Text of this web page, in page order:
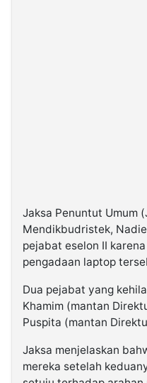
Jaksa Penuntut Umum
Mendikbudristek,
pejabat eselon II
pengadaan laptop
Dua pejabat yang
Khamim (mantan
Puspita (mantan
Jaksa menjelaskan
mereka setelah